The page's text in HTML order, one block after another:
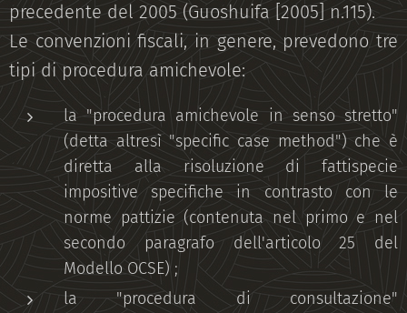
precedente del 2005 (Guoshuifa [2005] n.115).
Le convenzioni fiscali, in genere, prevedono tre
tipi di procedura amichevole:
la "procedura amichevole in senso stretto"
(detta altresì "specific case method") che è
diretta alla risoluzione di fattispecie
impositive specifiche in contrasto con le
norme pattizie (contenuta nel primo e nel
secondo paragrafo dell'articolo 25 del
Modello OCSE) ;
la "procedura di consultazione"